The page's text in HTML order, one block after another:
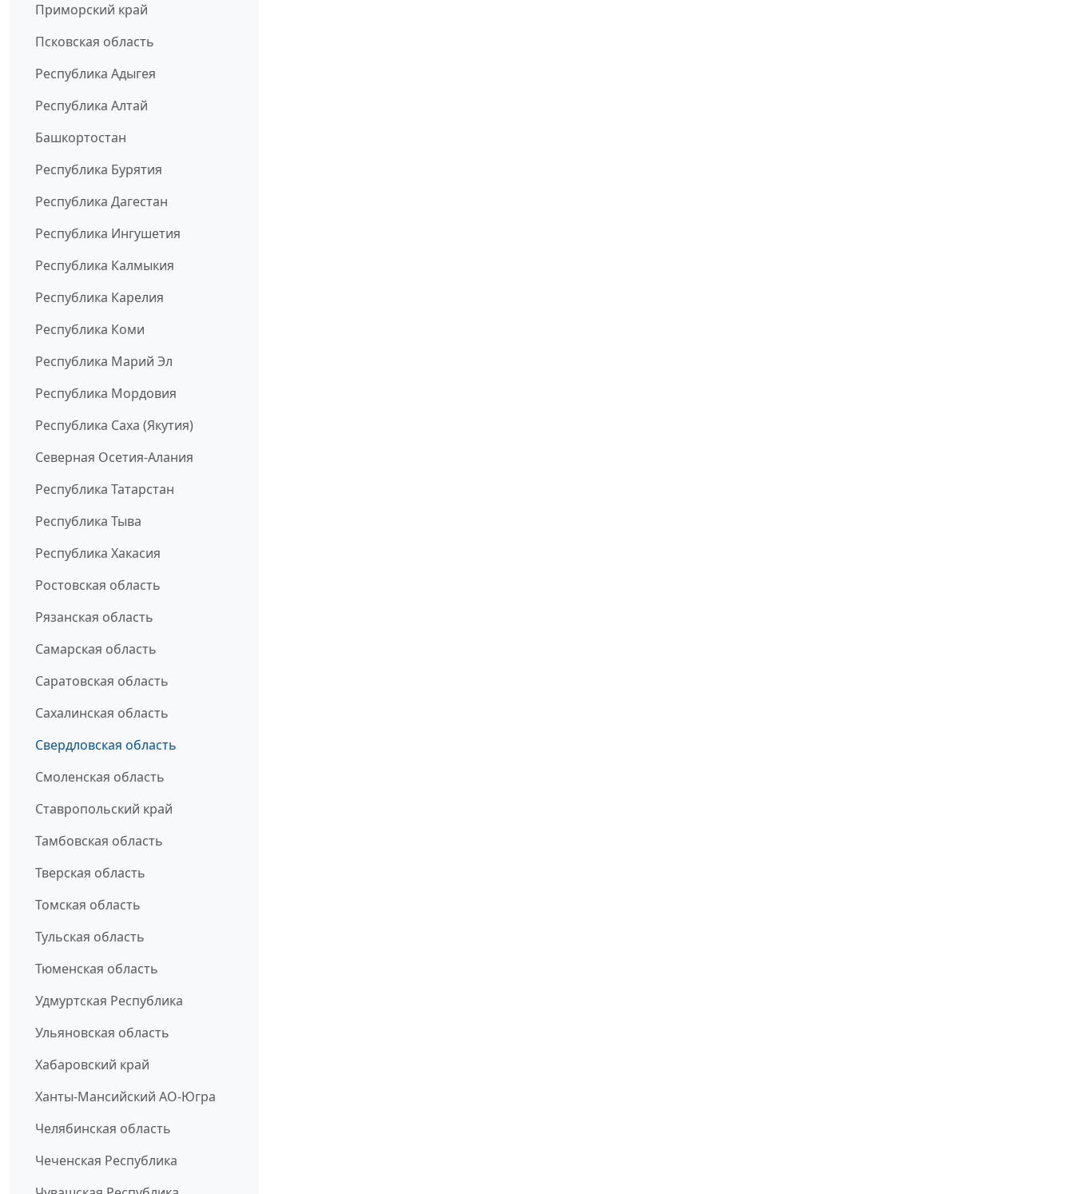
Приморский край
Псковская область
Республика Адыгея
Республика Алтай
Башкортостан
Республика Бурятия
Республика Дагестан
Республика Ингушетия
Республика Калмыкия
Республика Карелия
Республика Коми
Республика Марий Эл
Республика Мордовия
Республика Саха (Якутия)
Северная Осетия-Алания
Республика Татарстан
Республика Тыва
Республика Хакасия
Ростовская область
Рязанская область
Самарская область
Саратовская область
Сахалинская область
Свердловская область
Смоленская область
Ставропольский край
Тамбовская область
Тверская область
Томская область
Тульская область
Тюменская область
Удмуртская Республика
Ульяновская область
Хабаровский край
Ханты-Мансийский АО-Югра
Челябинская область
Чеченская Республика